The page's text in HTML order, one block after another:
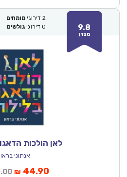
9.8
מצוין
2 דירוגי מומחים
0 דירוגי גולשים
לאן הולכות
אנתוני
המחיר
₪ 44.90המחיר